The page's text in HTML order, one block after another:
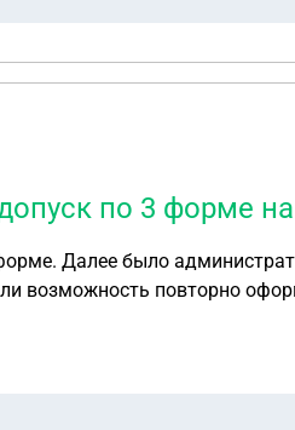
по 3 форме
Далее было
возможность повторно